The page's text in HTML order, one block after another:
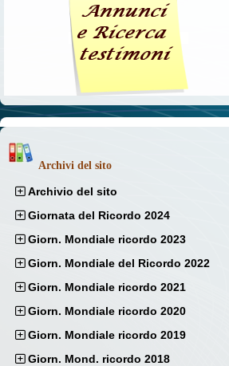
Archivi del sito
Archivio del sito
Giornata del Ricordo 2024
Giorn. Mondiale ricordo 2023
Giorn. Mondiale del Ricordo 2022
Giorn. Mondiale ricordo 2021
Giorn. Mondiale ricordo 2020
Giorn. Mondiale ricordo 2019
Giorn. Mond. ricordo 2018